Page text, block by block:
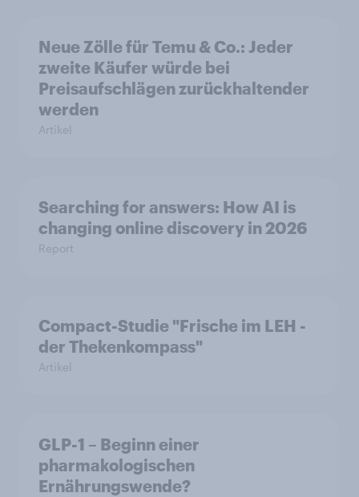
Neue Zölle für Temu & Co.: Jeder
zweite Käufer würde bei
Preisaufschlägen zurückhaltender
werden
Artikel
Searching for answers: How AI is
changing online discovery in 2026
Report
Compact-Studie "Frische im LEH -
der Thekenkompass"
Artikel
GLP-1 – Beginn einer
pharmakologischen
Ernährungswende?